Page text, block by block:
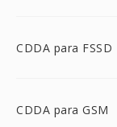
CDDA para FSSD
CDDA para GSM